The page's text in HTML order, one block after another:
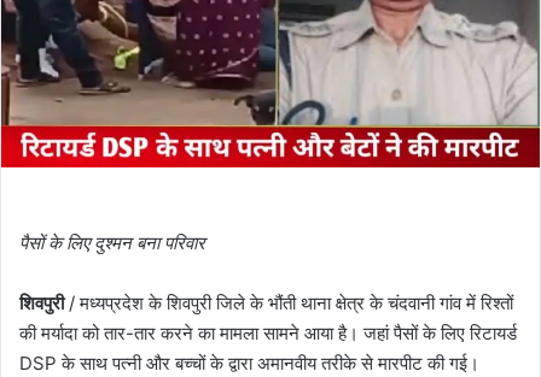
पैसों के लिए दुश्मन बना परिवार
शिवपुरी/ मध्यप्रदेश के शिवपुरी जिले के भौंती थाना क्षेत्र के चंदवानी गांव में रिश्तों
की मर्यादा को तार-तार करने का मामला सामने आया है। जहां पैसों के लिए रिटायर्ड
DSP के साथ पत्नी और बच्चों के द्वारा अमानवीय तरीके से मारपीट की गई।